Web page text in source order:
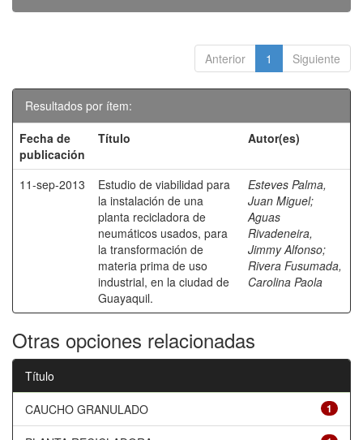
Anterior 1 Siguiente
Resultados por ítem:
Fecha de
publicación
Título Autor(es)
11-sep-2013
Estudio de viabilidad para
la instalación de una
planta recicladora de
neumáticos usados, para
la transformación de
materia prima de uso
industrial, en la ciudad de
Guayaquil.
Esteves Palma,
Juan Miguel;
Aguas
Rivadeneira,
Jimmy Alfonso;
Rivera Fusumada,
Carolina Paola
Otras opciones relacionadas
Título
1
CAUCHO GRANULADO